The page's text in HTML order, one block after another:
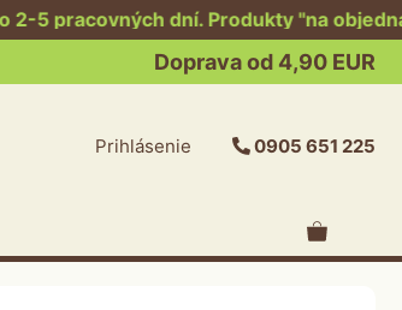
dní. Produkty "na objednávku"
Doprava od 4,90 EUR
Prihlásenie 0905 651 225